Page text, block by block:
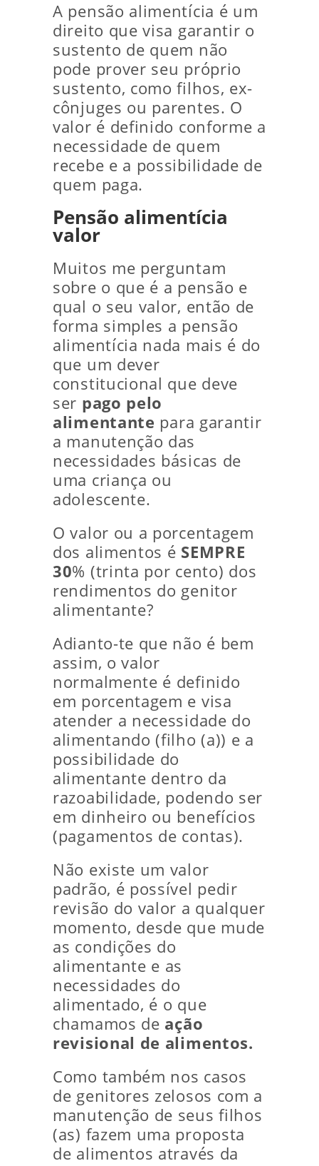
A pensão alimentícia é um
direito que visa garantir o
sustento de quem não
pode prover seu próprio
sustento, como filhos, ex-
cônjuges ou parentes. O
valor é definido conforme a
necessidade de quem
recebe e a possibilidade de
quem paga.
Pensão alimentícia
valor
Muitos me perguntam
sobre o que é a pensão e
qual o seu valor, então de
forma simples a pensão
alimentícia nada mais é do
que um dever
constitucional que deve
ser pago pelo
alimentante para garantir
a manutenção das
necessidades básicas de
uma criança ou
adolescente.
O valor ou a porcentagem
dos alimentos é SEMPRE
30% (trinta por cento) dos
rendimentos do genitor
alimentante?
Adianto-te que não é bem
assim, o valor
normalmente é definido
em porcentagem e visa
atender a necessidade do
alimentando (filho (a)) e a
possibilidade do
alimentante dentro da
razoabilidade, podendo ser
em dinheiro ou benefícios
(pagamentos de contas).
Não existe um valor
padrão, é possível pedir
revisão do valor a qualquer
momento, desde que mude
as condições do
alimentante e as
necessidades do
alimentado, é o que
chamamos de ação
revisional de alimentos.
Como também nos casos
de genitores zelosos com a
manutenção de seus filhos
(as) fazem uma proposta
de alimentos através da